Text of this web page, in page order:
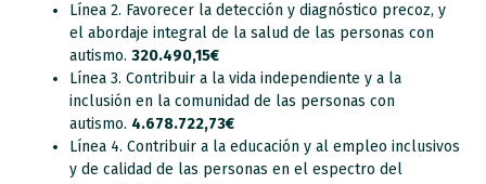
Línea 2. Favorecer la detección y diagnóstico precoz, y
el abordaje integral de la salud de las personas con
autismo.320.490,15€
Línea 3. Contribuir a la vida independiente y a la
inclusión en la comunidad de las personas con
autismo. 4.678.722,73€
Línea 4. Contribuir a la educación y al empleo inclusivos
y de calidad de las personas en el espectro del